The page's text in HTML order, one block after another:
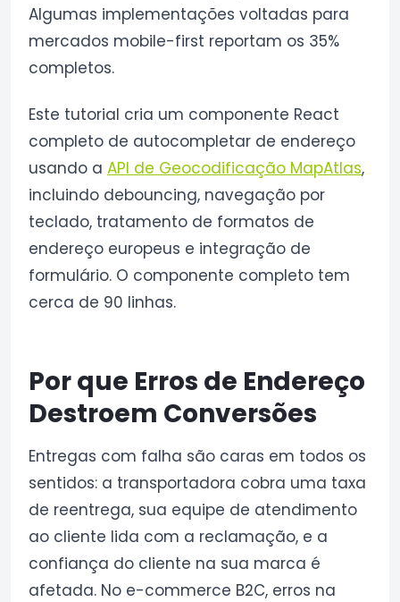
Algumas implementações voltadas para
mercados mobile-first reportam os 35%
completos.
Este tutorial cria um componente React
completo de autocompletar de endereço
usando a API de Geocodificação MapAtlas,
incluindo debouncing, navegação por
teclado, tratamento de formatos de
endereço europeus e integração de
formulário. O componente completo tem
cerca de 90 linhas.
Por que Erros de Endereço
Destroem Conversões
Entregas com falha são caras em todos os
sentidos: a transportadora cobra uma taxa
de reentrega, sua equipe de atendimento
ao cliente lida com a reclamação, e a
confiança do cliente na sua marca é
afetada. No e-commerce B2C, erros na